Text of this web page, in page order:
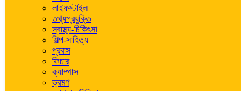
লাইফস্টাইল
তথ্যপ্রযুক্তি
স্বাস্থ্য-চিকিৎসা
শিল্প-সাহিত্য
প্রবাস
ফিচার
ক্যাম্পাস
ভ্রমণ